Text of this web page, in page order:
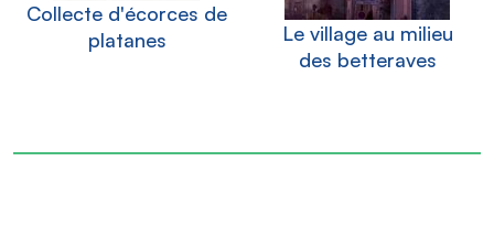
Collecte d'écorces de
platanes
Le village au milieu
des betteraves